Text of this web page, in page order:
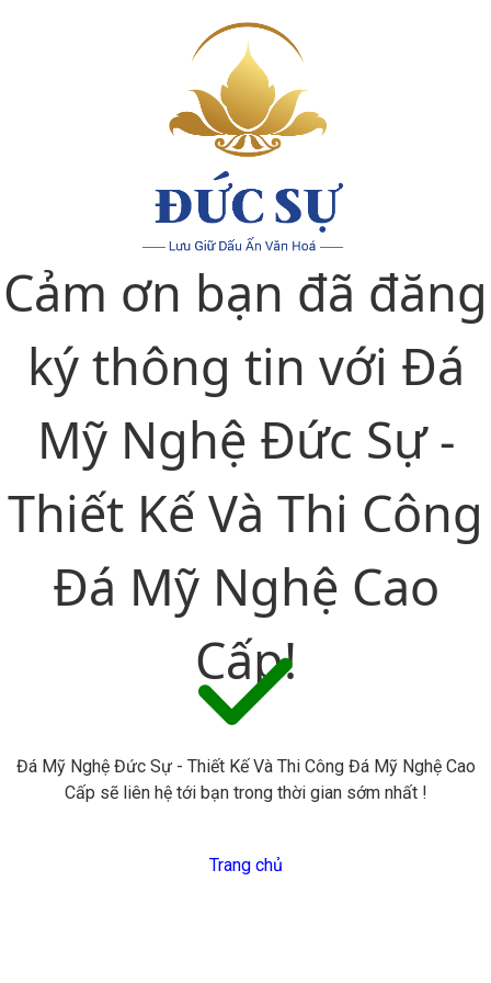
Cảm ơn bạn đã đăng
ký thông tin với Đá
Mỹ Nghệ Đức Sự -
Thiết Kế Và Thi Công
Đá Mỹ Nghệ Cao
Cấp!
Đá Mỹ Nghệ Đức Sự - Thiết Kế Và Thi Công Đá Mỹ Nghệ Cao
Cấp sẽ liên hệ tới bạn trong thời gian sớm nhất !
Trang chủ